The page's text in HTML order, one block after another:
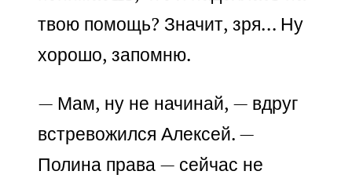
твою помощь? Значит, зря… Ну
хорошо, запомню.
— Мам, ну не начинай, — вдруг
встревожился Алексей. —
Полина права — сейчас не